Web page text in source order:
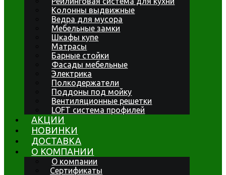
Колонны выдвижные
Ведра для мусора
Мебельные замки
Шкафы купе
Матрасы
Барные стойки
Фасады мебельные
Электрика
Полкодержатели
Поддоны под мойку
Вентиляционные решетки
LOFT система профилей
АКЦИИ
НОВИНКИ
ДОСТАВКА
О КОМПАНИИ
О компании
Сертификаты